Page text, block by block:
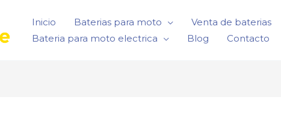
Inicio Baterias para moto Venta de baterias
Bateria para moto electrica
Blog Contacto